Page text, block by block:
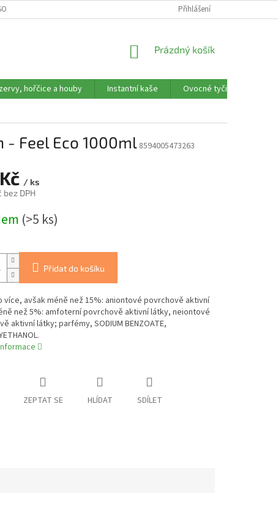
ÚDAJŮ Přihlášení
NÁKUPNÍ
Prázdný košík
hořčice a houby Instantní kaše
Ovocné tyčinky,
- Feel Eco 1000ml 8594005473263
/ ks
bez DPH
(>5 ks)
Přidat do košíku
více, avšak méně než 15%: aniontové povrchově aktivní
než 5%: amfoterní povrchově aktivní látky, neiontové
aktivní látky; parfémy, SODIUM BENZOATE,
ZEPTAT SE HLÍDAT SDÍLET